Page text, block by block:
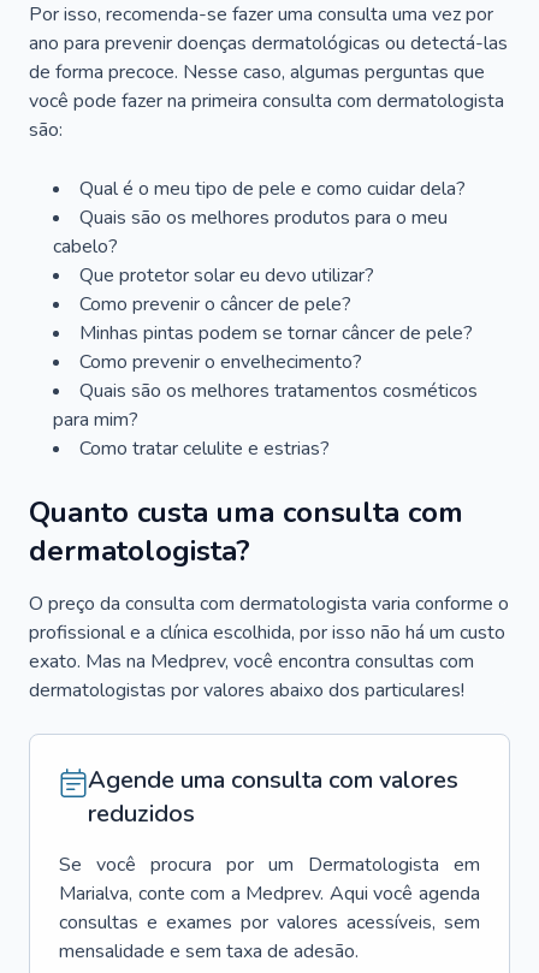
Por isso, recomenda-se fazer uma consulta uma vez por
ano para prevenir doenças dermatológicas ou detectá-las
de forma precoce. Nesse caso, algumas perguntas que
você pode fazer na primeira consulta com dermatologista
são:
Qual é o meu tipo de pele e como cuidar dela?
Quais são os melhores produtos para o meu
cabelo?
Que protetor solar eu devo utilizar?
Como prevenir o câncer de pele?
Minhas pintas podem se tornar câncer de pele?
Como prevenir o envelhecimento?
Quais são os melhores tratamentos cosméticos
para mim?
Como tratar celulite e estrias?
Quanto custa uma consulta com
dermatologista?
O preço da consulta com dermatologista varia conforme o
profissional e a clínica escolhida, por isso não há um custo
exato. Mas na Medprev, você encontra consultas com
dermatologistas por valores abaixo dos particulares!
Agende uma consulta com valores
reduzidos
Se você procura por um Dermatologista em
Marialva, conte com a Medprev. Aqui você agenda
consultas e exames por valores acessíveis, sem
mensalidade e sem taxa de adesão.